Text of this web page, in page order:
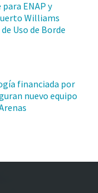
ENAP y
Williams
Uso de Borde
financiada por
nuevo equipo